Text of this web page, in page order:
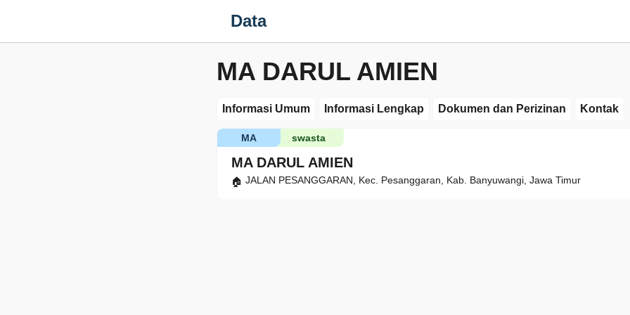
Data
MA DARUL AMIEN
Informasi Umum Informasi Lengkap Dokumen dan Perizinan Kontak
MA DARUL AMIEN
swasta
MA
JALAN PESANGGARAN, Kec. Pesanggaran, Kab. Banyuwangi, Jawa Timur